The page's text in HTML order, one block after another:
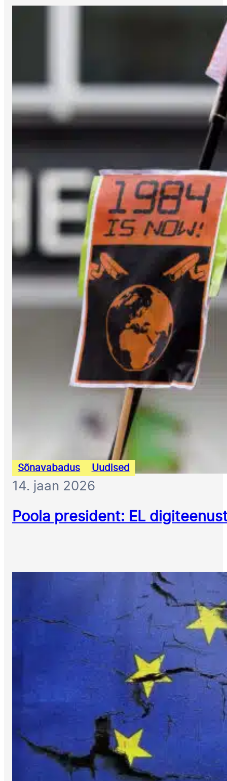
Sõnavabadus Uudised
14. jaan 2026
Poola president: EL